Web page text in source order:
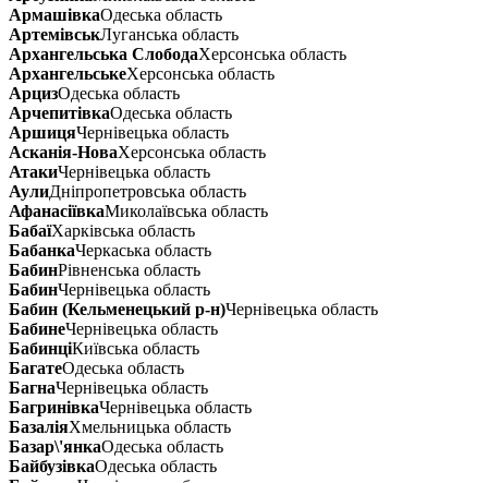
АрмашівкаОдеська область
АртемівськЛуганська область
Архангельська СлободаХерсонська область
АрхангельськеХерсонська область
АрцизОдеська область
АрчепитівкаОдеська область
АршицяЧернівецька область
Асканія-НоваХерсонська область
АтакиЧернівецька область
АулиДніпропетровська область
АфанасіївкаМиколаївська область
БабаїХарківська область
БабанкаЧеркаська область
БабинРівненська область
БабинЧернівецька область
Бабин (Кельменецький р-н)Чернівецька область
БабинеЧернівецька область
БабинціКиївська область
БагатеОдеська область
БагнаЧернівецька область
БагринівкаЧернівецька область
БазаліяХмельницька область
Базар\'янкаОдеська область
БайбузівкаОдеська область